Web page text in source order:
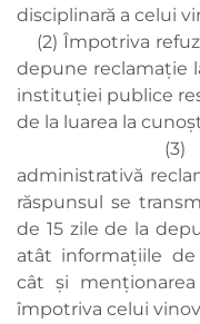
disciplinară a celui
(2) Împotriva
depune reclamație
instituției publice
de la luarea la
(3) Dacă
administrativă
răspunsul se
de 15 zile de la
atât informațiile
cât și
împotriva celui